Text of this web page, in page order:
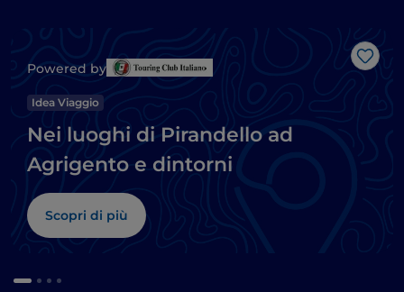
Like
Powered by
Idea Viaggio
Nei luoghi di Pirandello ad
Agrigento e dintorni
Scopri di più